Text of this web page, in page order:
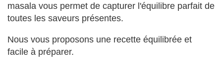
masala vous permet de capturer l'équilibre parfait de
toutes les saveurs présentes.
Nous vous proposons une recette équilibrée et
facile à préparer.